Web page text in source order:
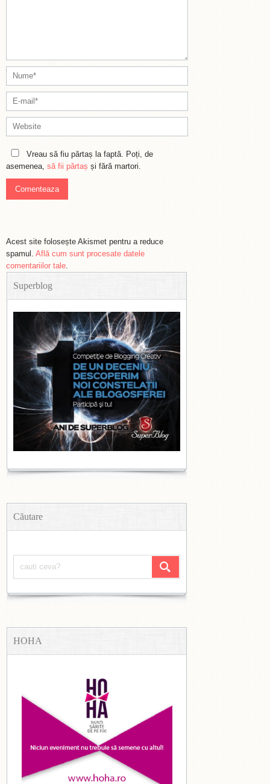
Vreau să fiu părtaș la faptă. Poți, de
asemenea, să fii părtaș și fără martori.
Acest site folosește Akismet pentru a reduce
spamul. Află cum sunt procesate datele
comentariilor tale.
Superblog
Căutare
HOHA